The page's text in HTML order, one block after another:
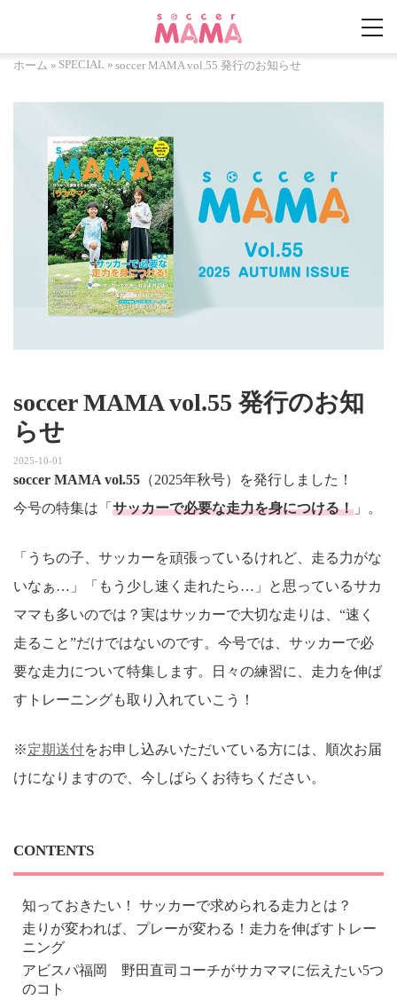
ホーム » SPECIAL » soccer MAMA vol.55 発行のお知らせ
soccer MAMA vol.55 発行のお知
らせ
2025-10-01
soccer MAMA vol.55 （2025年秋号）を発行しました！
今号の特集は「 サッカーで必要な走力を身につける！ 」。
「うちの子、サッカーを頑張っているけれど、走る力がな
いなぁ…」「もう少し速く走れたら…」と思っているサカ
ママも多いのでは？実はサッカーで大切な走りは、“速く
走ること”だけではないのです。今号では、サッカーで必
要な走力について特集します。日々の練習に、走力を伸ば
すトレーニングも取り入れていこう！
※定期送付をお申し込みいただいている方には、順次お届
けになりますので、今しばらくお待ちください。
CONTENTS
知っておきたい！ サッカーで求められる走力とは？
走りが変われば、プレーが変わる！走力を伸ばすトレー
ニング
アビスパ福岡 野田直司コーチがサカママに伝えたい5つ
のコト